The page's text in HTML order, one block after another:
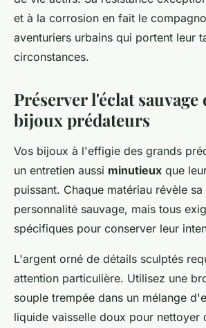
et à la corrosion en fait le
aventuriers urbains qui portent leur
circonstances.
Préserver l'éclat sauvage
bijoux prédateurs
Vos bijoux à l'effigie des grands
un entretien aussi minutieux que
puissant. Chaque matériau révèle
personnalité sauvage, mais tous
spécifiques pour conserver leur
L'argent orné de détails sculptés
attention particulière. Utilisez une
souple trempée dans un mélange
liquide vaisselle doux pour nettoyer